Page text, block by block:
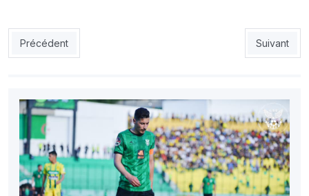
Article précédent : ESS : résiliations en série, une facture
Précédent Article
Suivant